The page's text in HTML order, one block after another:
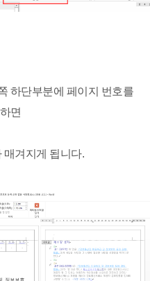
하단부분에 페이지 번호를
면
매겨지게 됩니다.